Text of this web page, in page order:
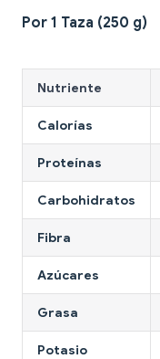
Por 1 Taza (250 g)
Nutriente
Calorías
Proteínas
Carbohidratos
Fibra
Azúcares
Grasa
Potasio